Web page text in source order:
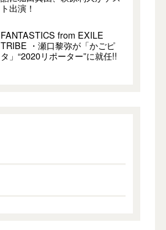
ト出演！
FANTASTICS from EXILE
TRIBE ・瀬口黎弥が「かごピ
タ」“2020リポーター”に就任!!